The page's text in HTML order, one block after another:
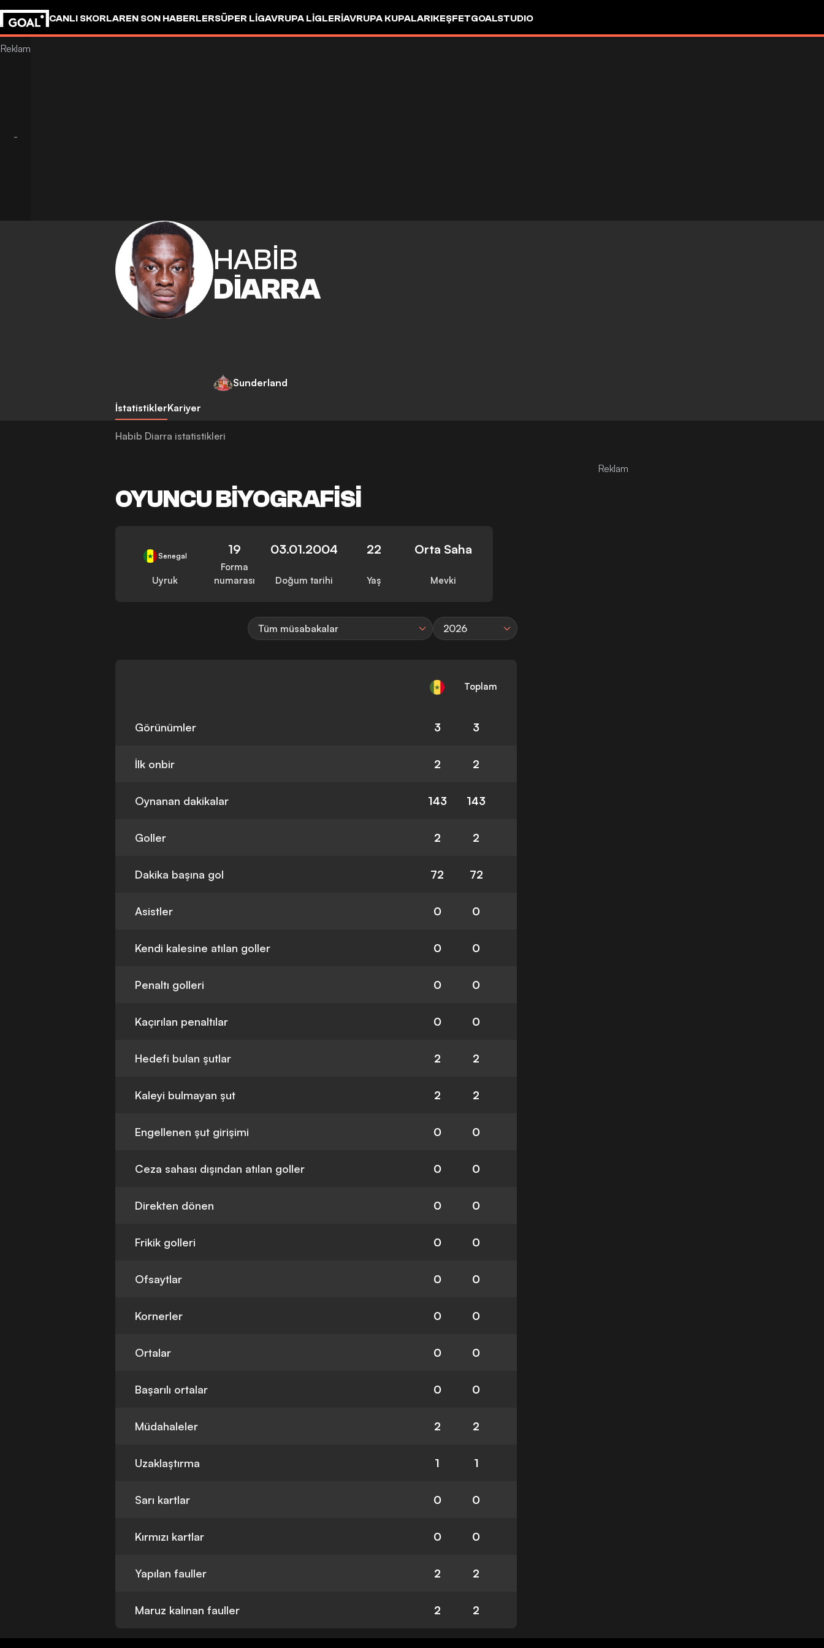
CANLI SKORLAREN SON HABERLERSÜPER LIGAVRUPA LIGLERIAVRUPA KUPALARIKEŞFETGOALSTUDIO
HABIB
DIARRA
Sunderland
İstatistiklerKariyer
Habib Diarra istatistikleri
OYUNCU BIYOGRAFISI
Senegal
Uyruk
19
Forma
numarası
03.01.2004
Doğum tarihi
22
Yaş
Orta Saha
Mevki
Tüm müsabakalar 2026
Toplam
Görünümler 3 3
İlk onbir 2 2
Oynanan dakikalar 143 143
Goller 2 2
Dakika başına gol 72 72
Asistler 0 0
Kendi kalesine atılan goller 0 0
Penaltı golleri 0 0
Kaçırılan penaltılar 0 0
Hedefi bulan şutlar 2 2
Kaleyi bulmayan şut 2 2
Engellenen şut girişimi 0 0
Ceza sahası dışından atılan goller 0 0
Direkten dönen 0 0
Frikik golleri 0 0
Ofsaytlar 0 0
Kornerler 0 0
Ortalar 0 0
Başarılı ortalar 0 0
Müdahaleler 2 2
Uzaklaştırma 1 1
Sarı kartlar 0 0
Kırmızı kartlar 0 0
Yapılan fauller 2 2
Maruz kalınan fauller 2 2